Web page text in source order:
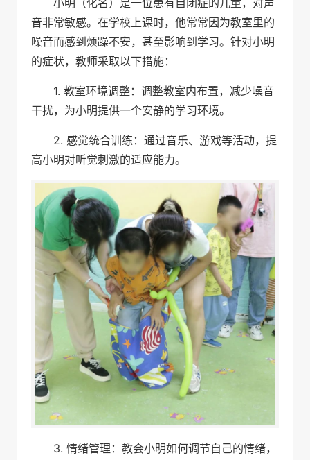
小明（化名）是一位患有自闭症的儿童，对声
音非常敏感。在学校上课时，他常常因为教室里的
噪音而感到烦躁不安，甚至影响到学习。针对小明
的症状，教师采取以下措施：
1. 教室环境调整：调整教室内布置，减少噪音
干扰，为小明提供一个安静的学习环境。
2. 感觉统合训练：通过音乐、游戏等活动，提
高小明对听觉刺激的适应能力。
3. 情绪管理：教会小明如何调节自己的情绪，